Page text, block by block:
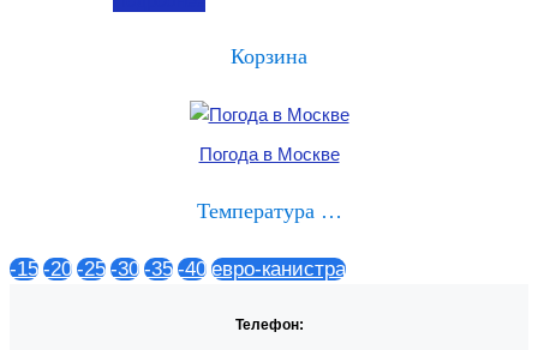
Корзина
Погода в Москве
Температура …
-15 -20 -25 -30 -35 -40 евро-канистра
Телефон: